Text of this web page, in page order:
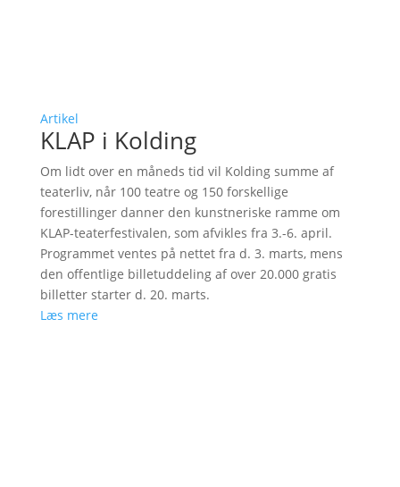
Artikel
KLAP i Kolding
Om lidt over en måneds tid vil Kolding summe af
teaterliv, når 100 teatre og 150 forskellige
forestillinger danner den kunstneriske ramme om
KLAP-teaterfestivalen, som afvikles fra 3.-6. april.
Programmet ventes på nettet fra d. 3. marts, mens
den offentlige billetuddeling af over 20.000 gratis
billetter starter d. 20. marts.
Læs mere